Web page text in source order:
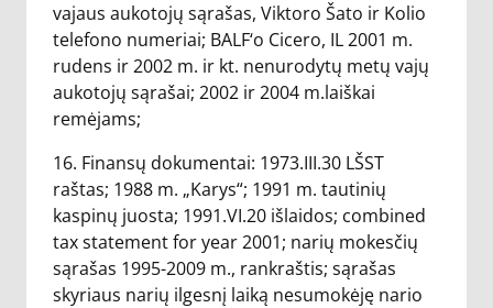
vajaus aukotojų sąrašas, Viktoro Šato ir Kolio
telefono numeriai; BALF‘o Cicero, IL 2001 m.
rudens ir 2002 m. ir kt. nenurodytų metų vajų
aukotojų sąrašai; 2002 ir 2004 m.laiškai
remėjams;
16. Finansų dokumentai: 1973.III.30 LŠST
raštas; 1988 m. „Karys“; 1991 m. tautinių
kaspinų juosta; 1991.VI.20 išlaidos; combined
tax statement for year 2001; narių mokesčių
sąrašas 1995-2009 m., rankraštis; sąrašas
skyriaus narių ilgesnį laiką nesumokėję nario